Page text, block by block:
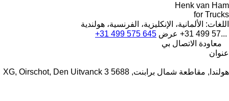
Henk van Ham
for Trucks
اللغات: الألمانية، الإنكليزية، الفرنسية، هولندية
+31 499 57... عرض +31 499 575 645
معاودة الاتصال بي
عنوان
هولندا, مقاطعة شمال برابنت, 5688 XG, Oirschot, Den Uitvanck 3